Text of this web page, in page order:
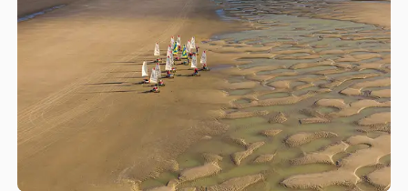
Unterhaltungsangeboten für Groß und Klein zu bieten.